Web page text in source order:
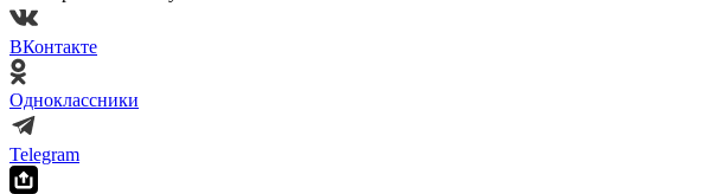
ВКонтакте
Одноклассники
Telegram